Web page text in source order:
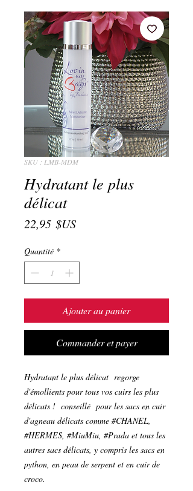
SKU : LMB-MDM
Hydratant le plus
délicat
22,95 $USPrix
Quantité *
Ajouter au panier
Commander et payer
Hydratant le plus délicat regorge
d'émollients pour tous vos cuirs les plus
délicats ! conseillé pour les sacs en cuir
d'agneau délicats comme #CHANEL,
#HERMES, #MiuMiu, #Prada et tous les
autres sacs délicats, y compris les sacs en
python, en peau de serpent et en cuir de
croco.